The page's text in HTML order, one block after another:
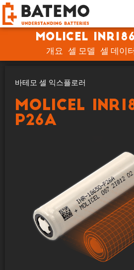
Molicel
개요 셀 모델 셀 데이
바테모 셀 익스플로러
Molicel
P26A